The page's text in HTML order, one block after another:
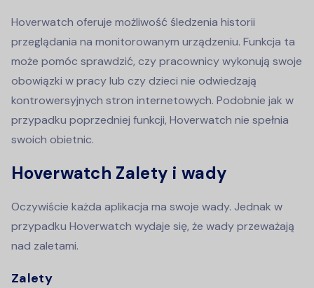
Hoverwatch oferuje możliwość śledzenia historii
przeglądania na monitorowanym urządzeniu. Funkcja ta
może pomóc sprawdzić, czy pracownicy wykonują swoje
obowiązki w pracy lub czy dzieci nie odwiedzają
kontrowersyjnych stron internetowych. Podobnie jak w
przypadku poprzedniej funkcji, Hoverwatch nie spełnia
swoich obietnic.
Hoverwatch Zalety i wady
Oczywiście każda aplikacja ma swoje wady. Jednak w
przypadku Hoverwatch wydaje się, że wady przeważają
nad zaletami.
Zalety